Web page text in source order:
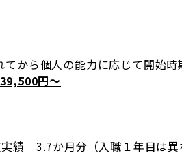
から個人の能力に応じて開始時
円～
3.7か月分（入職１年目は異